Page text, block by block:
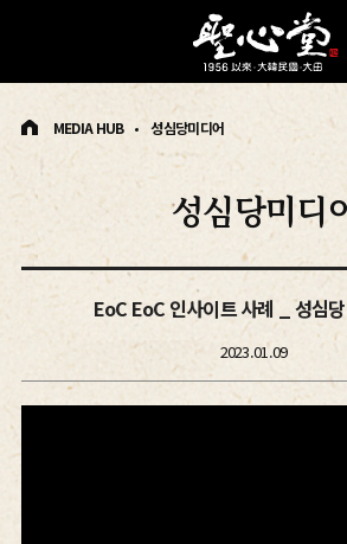
MEDIA HUB 성심당미디어
성심당미디
EoC EoC 인사이트 사례 _ 성심
2023.01.09